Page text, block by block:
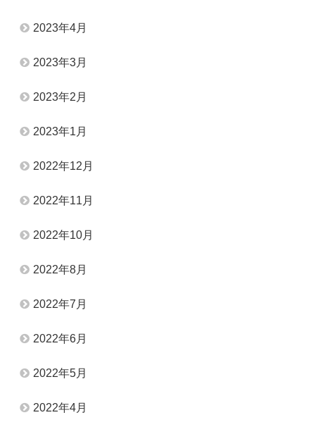
2023年4月
2023年3月
2023年2月
2023年1月
2022年12月
2022年11月
2022年10月
2022年8月
2022年7月
2022年6月
2022年5月
2022年4月